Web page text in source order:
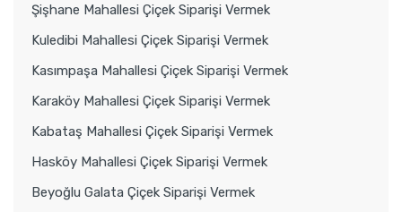
Şişhane Mahallesi Çiçek Siparişi Vermek
Kuledibi Mahallesi Çiçek Siparişi Vermek
Kasımpaşa Mahallesi Çiçek Siparişi Vermek
Karaköy Mahallesi Çiçek Siparişi Vermek
Kabataş Mahallesi Çiçek Siparişi Vermek
Hasköy Mahallesi Çiçek Siparişi Vermek
Beyoğlu Galata Çiçek Siparişi Vermek